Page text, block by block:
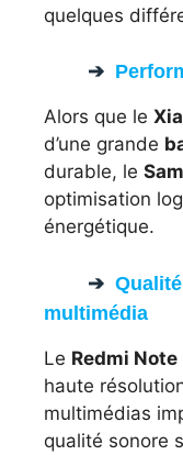
quelques
Alors que le
d’une grande
durable, le
optimisation
énergétique.
multimédia
Le Redmi Note
haute
multimédias
qualité sonore